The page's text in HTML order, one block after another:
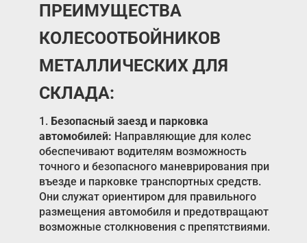
ПРЕИМУЩЕСТВА
КОЛЕСООТБОЙНИКОВ
МЕТАЛЛИЧЕСКИХ ДЛЯ
СКЛАДА:
1. Безопасный заезд и парковка
автомобилей: Направляющие для колес
обеспечивают водителям возможность
точного и безопасного маневрирования при
въезде и парковке транспортных средств.
Они служат ориентиром для правильного
размещения автомобиля и предотвращают
возможные столкновения с препятствиями.